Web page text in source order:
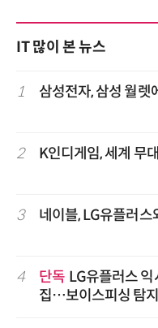
IT 많이 본 뉴스
1 삼성전자, 삼성 월렛
2 K인디게임, 세계 무
3 네이블, LG유플러스
4 단독 LG유플러스
집…보이스피싱 탐